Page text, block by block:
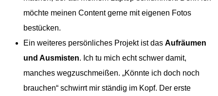
möchte meinen Content gerne mit eigenen Fotos
bestücken.
Ein weiteres persönliches Projekt ist das Aufräumen
und Ausmisten. Ich tu mich echt schwer damit,
manches wegzuschmeißen. „Könnte ich doch noch
brauchen“ schwirrt mir ständig im Kopf. Der erste